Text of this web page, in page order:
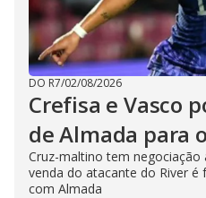
DO R7/02/08/2026
Crefisa e Vasco
de Almada para
Cruz-maltino tem negociação
venda do atacante do River
com Almada